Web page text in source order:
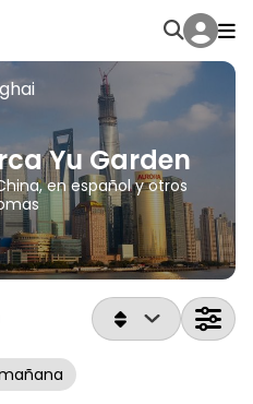
Yu Garden
en español y otros